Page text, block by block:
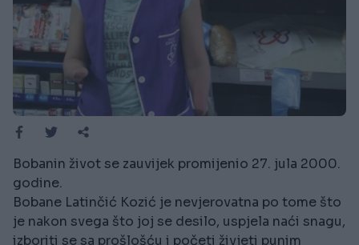
Bobanin život se zauvijek promijenio 27. jula 2000.
godine.
Bobane Latinčić Kozić je nevjerovatna po tome što
je nakon svega što joj se desilo, uspjela naći snagu,
izboriti se sa prošlošću i početi živjeti punim